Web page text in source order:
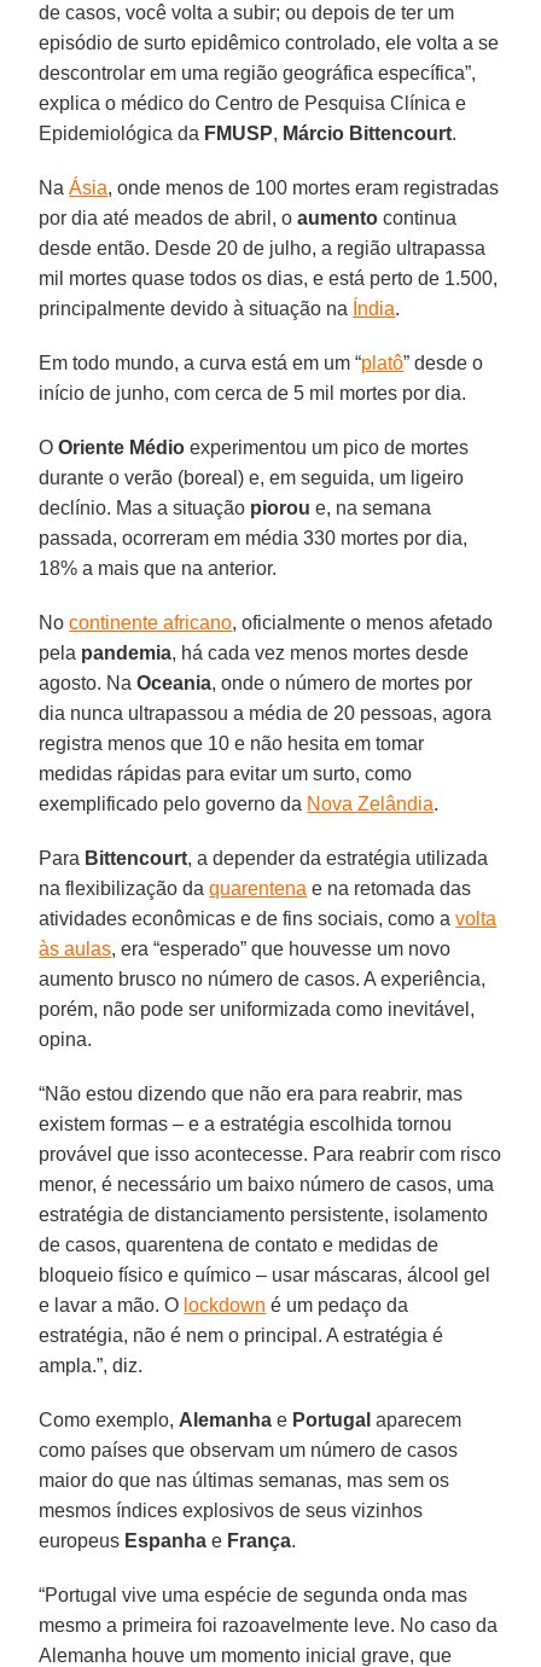
de casos, você volta a subir; ou depois de ter um
episódio de surto epidêmico controlado, ele volta a se
descontrolar em uma região geográfica específica”,
explica o médico do Centro de Pesquisa Clínica e
Epidemiológica da FMUSP, Márcio Bittencourt.
NaÁsia, onde menos de 100 mortes eram registradas
por dia até meados de abril, oaumento continua
desde então. Desde 20 de julho, a região ultrapassa
mil mortes quase todos os dias, e está perto de 1.500,
principalmente devido à situação na Índia.
Em todo mundo, a curva está em um “platô” desde o
início de junho, com cerca de 5 mil mortes por dia.
OOriente Médio experimentou um pico de mortes
durante o verão (boreal) e, em seguida, um ligeiro
declínio. Mas a situação piorou e, na semana
passada, ocorreram em média 330 mortes por dia,
18% a mais que na anterior.
Nocontinente africano, oficialmente o menos afetado
pela pandemia, há cada vez menos mortes desde
agosto. NaOceania, onde o número de mortes por
dia nunca ultrapassou a média de 20 pessoas, agora
registra menos que 10 e não hesita em tomar
medidas rápidas para evitar um surto, como
exemplificado pelo governo da Nova Zelândia.
Para Bittencourt, a depender da estratégia utilizada
na flexibilização daquarentena e na retomada das
atividades econômicas e de fins sociais, como avolta
às aulas, era “esperado” que houvesse um novo
aumento brusco no número de casos. A experiência,
porém, não pode ser uniformizada como inevitável,
opina.
“Não estou dizendo que não era para reabrir, mas
existem formas – e a estratégia escolhida tornou
provável que isso acontecesse. Para reabrir com risco
menor, é necessário um baixo número de casos, uma
estratégia de distanciamento persistente, isolamento
de casos, quarentena de contato e medidas de
bloqueio físico e químico – usar máscaras, álcool gel
e lavar a mão. O lockdown é um pedaço da
estratégia, não é nem o principal. A estratégia é
ampla.”, diz.
Como exemplo, Alemanha e Portugal aparecem
como países que observam um número de casos
maior do que nas últimas semanas, mas sem os
mesmos índices explosivos de seus vizinhos
europeus Espanha e França.
“Portugal vive uma espécie de segunda onda mas
mesmo a primeira foi razoavelmente leve. No caso da
Alemanha houve um momento inicial grave, que